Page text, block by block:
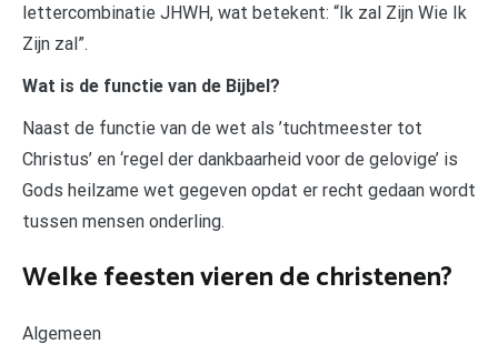
lettercombinatie JHWH, wat betekent: “Ik zal Zijn Wie Ik
Zijn zal”.
Wat is de functie van de Bijbel?
Naast de functie van de wet als ’tuchtmeester tot
Christus’ en ‘regel der dankbaarheid voor de gelovige’ is
Gods heilzame wet gegeven opdat er recht gedaan wordt
tussen mensen onderling.
Welke feesten vieren de christenen?
Algemeen